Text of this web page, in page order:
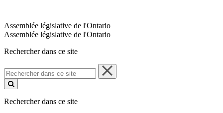
Assemblée législative de l'Ontario
Assemblée législative de l'Ontario
Rechercher dans ce site
Rechercher
dans
ce
Rechercher dans ce site